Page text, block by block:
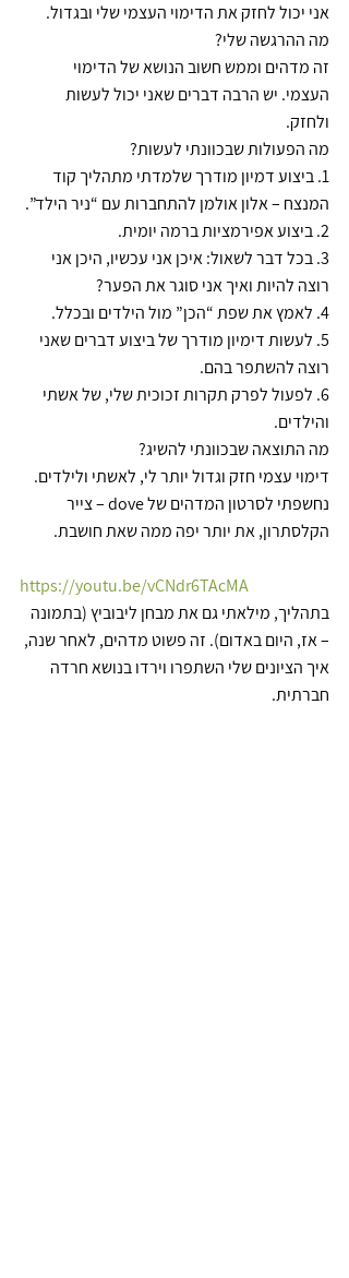
אני יכול לחזק את הדימוי העצמי שלי ובגדול.
מה ההרגשה שלי?
זה מדהים וממש חשוב הנושא של הדימוי
העצמי. יש הרבה דברים שאני יכול לעשות
ולחזק.
מה הפעולות שבכוונתי לעשות?
1. ביצוע דמיון מודרך שלמדתי מתהליך קוד
המנצח – אלון אולמן להתחברות עם “ניר הילד”.
2. ביצוע אפירמציות ברמה יומית.
3. בכל דבר לשאול: איכן אני עכשיו, היכן אני
רוצה להיות ואיך אני סוגר את הפער?
4. לאמץ את שפת “הכן” מול הילדים ובכלל.
5. לעשות דימיון מודרך של ביצוע דברים שאני
רוצה להשתפר בהם.
6. לפעול לפרק תקרות זכוכית שלי, של אשתי
והילדים.
מה התוצאה שבכוונתי להשיג?
דימוי עצמי חזק וגדול יותר לי, לאשתי ולילדים.
נחשפתי לסרטון המדהים של dove – צייר
הקלסתרון, את יותר יפה ממה שאת חושבת.
https://youtu.be/vCNdr6TAcMA
בתהליך, מילאתי גם את מבחן ליבוביץ (בתמונה
– אז, היום באדום). זה פשוט מדהים, לאחר שנה,
איך הציונים שלי השתפרו וירדו בנושא חרדה
חברתית.